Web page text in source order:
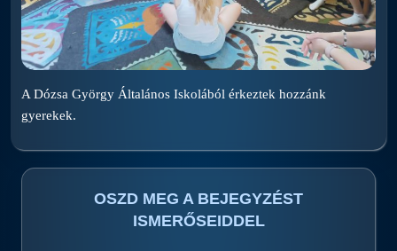
A Dózsa György Általános Iskolából érkeztek hozzánk
gyerekek.
OSZD MEG A BEJEGYZÉST
ISMERŐSEIDDEL